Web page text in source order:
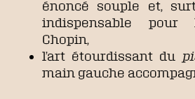
énoncé souple et,
indispensable pour
Chopin,
l’art étourdissant du
main gauche